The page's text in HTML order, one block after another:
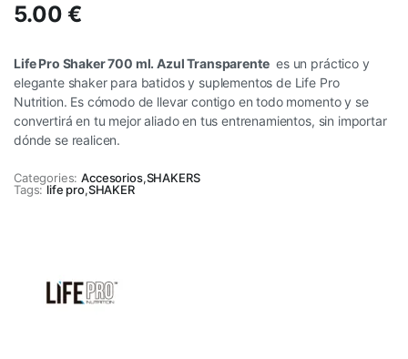
5.00€
Life Pro Shaker 700 ml. Azul Transparentees un práctico y
elegante shaker para batidos y suplementos de Life Pro
Nutrition. Es cómodo de llevar contigo en todo momento y se
convertirá en tu mejor aliado en tus entrenamientos, sin importar
dónde se realicen.
Categories: Accesorios,SHAKERS
Tags: life pro,SHAKER